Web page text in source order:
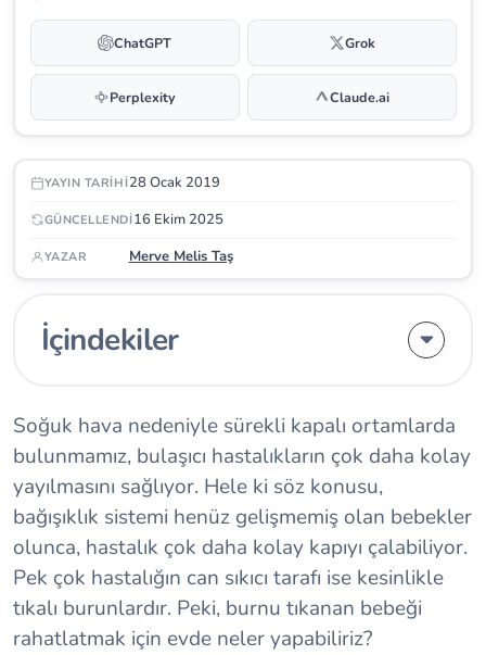
ChatGPT Grok
Perplexity Claude.ai
YAYIN TARIHI28 Ocak 2019
GÜNCELLENDI16 Ekim 2025
YAZAR Merve Melis Taş
İçindekiler
Soğuk hava nedeniyle sürekli kapalı ortamlarda
bulunmamız, bulaşıcı hastalıkların çok daha kolay
yayılmasını sağlıyor. Hele ki söz konusu,
bağışıklık sistemi henüz gelişmemiş olan bebekler
olunca, hastalık çok daha kolay kapıyı çalabiliyor.
Pek çok hastalığın can sıkıcı tarafı ise kesinlikle
tıkalı burunlardır. Peki, burnu tıkanan bebeği
rahatlatmak için evde neler yapabiliriz?